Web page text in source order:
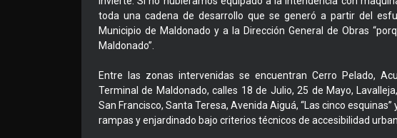
toda una cadena de desarrollo que se generó a partir del
Municipio de Maldonado y a la Dirección General de Obras
Maldonado”.
Entre las zonas intervenidas se encuentran Cerro Pelado,
Terminal de Maldonado, calles 18 de Julio, 25 de Mayo,
San Francisco, Santa Teresa, Avenida Aiguá, “Las cinco
rampas y enjardinado bajo criterios técnicos de accesibilidad